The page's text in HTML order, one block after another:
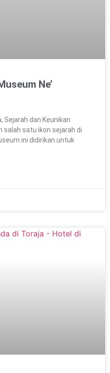
Ne’
Sejarah dan Keunikan
salah satu ikon sejarah di
ini didirikan untuk